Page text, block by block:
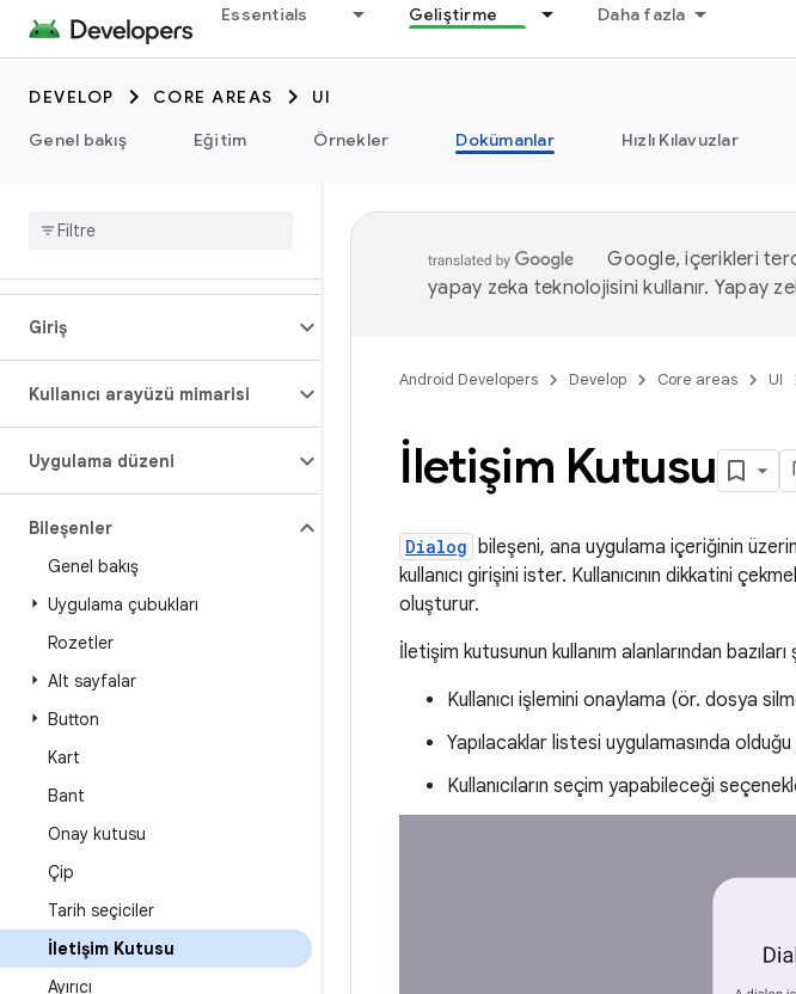
Essentials Geliştirme Daha fazla
DEVELOP CORE AREAS
UI
Genel bakış
Eğitim Örnekler Dokümanlar Hızlı Kılavuzlar
Giriş
Kullanıcı arayüzü mimarisi
Uygulama düzeni
Bileşenler
Genel bakış
Uygulama çubukları
Rozetler
Alt sayfalar
Button
Kart
Bant
Onay kutusu
Çip
Tarih seçiciler
İletişim Kutusu
Ayırıcı
Google, içerikleri
yapay zeka teknolojisini kullanır. Yapay
Android Developers Develop Core areas UI
İletişim Kutusu
Dialog bileşeni, ana uygulama içeriğinin
kullanıcı girişini ister. Kullanıcının dikkatini
oluşturur.
İletişim kutusunun kullanım alanlarından bazıları
Kullanıcı işlemini onaylama (ör. dosya
Yapılacaklar listesi uygulamasında olduğu
Kullanıcıların seçim yapabileceği